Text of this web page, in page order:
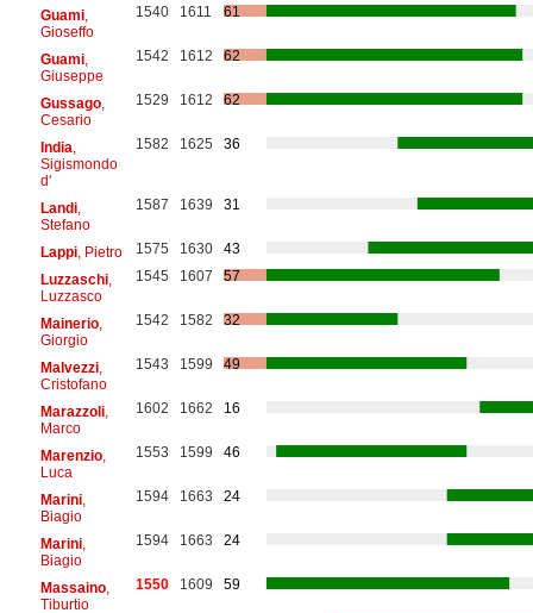
Guami,
Gioseffo
1540 1611 61
Guami,
Giuseppe
1542 1612 62
Gussago,
Cesario
1529 1612 62
India
Sigismondo
d'
1582 1625 36
Landi,
Stefano
1587 1639 31
Lappi, Pietro 1575 1630
43
Luzzaschi,
Luzzasco
1545 1607 57
Mainerio,
Giorgio
1542 1582 32
Malvezzi,
Cristofano
1543 1599 49
Marazzoli,
Marco
1602 1662 16
Marenzio,
Luca
1553 1599 46
Marini,
Biagio
1594 1663 24
Marini,
Biagio
1594 1663 24
Massaino,
Tiburtio
1550 1609 59